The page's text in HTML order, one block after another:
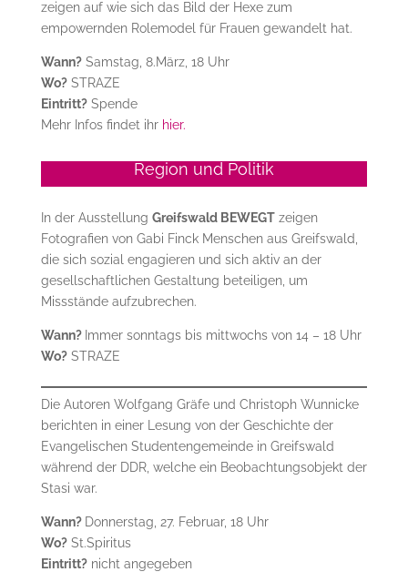
zeigen auf wie sich das Bild der Hexe zum
empowernden Rolemodel für Frauen gewandelt hat.
Wann?Samstag, 8.März, 18 Uhr
Wo?STRAZE
Eintritt?Spende
Mehr Infos findet ihr hier.
Region und Politik
In der Ausstellung Greifswald BEWEGTzeigen
Fotografien von Gabi Finck Menschen aus Greifswald,
die sich sozial engagieren und sich aktiv an der
gesellschaftlichen Gestaltung beteiligen, um
Missstände aufzubrechen.
Wann? Immer sonntags bis mittwochs von 14 – 18 Uhr
Wo?STRAZE
Die Autoren Wolfgang Gräfe und Christoph Wunnicke
berichten in einer Lesung von der Geschichte der
Evangelischen Studentengemeinde in Greifswald
während der DDR, welche ein Beobachtungsobjekt der
Stasi war.
Wann? Donnerstag, 27. Februar, 18 Uhr
Wo?St.Spiritus
Eintritt?nicht angegeben